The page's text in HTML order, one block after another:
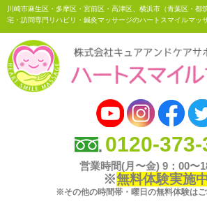
川崎市麻生区・多摩区・宮前区・高津区、横浜市（青葉区・都
宅・訪問専門リハビリ・鍼灸マッサージのハートスマイルマッ
0120-373-
営業時間(月〜金) 9：00〜
※無料体験実施
※その他の時間帯・曜日の無料体験はご